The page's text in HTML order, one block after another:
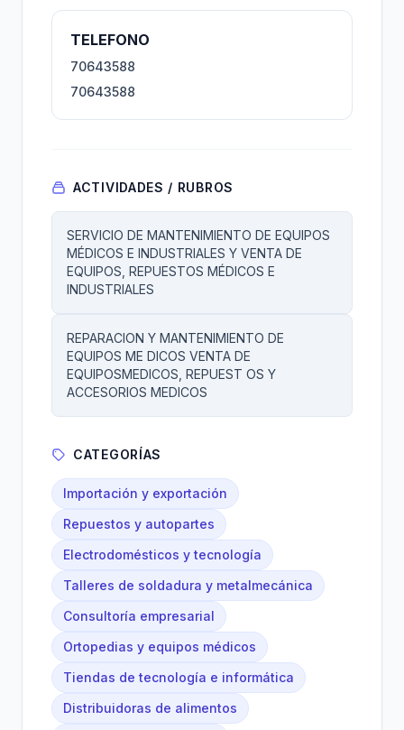
TELEFONO
70643588
70643588
ACTIVIDADES / RUBROS
SERVICIO DE MANTENIMIENTO DE EQUIPOS
MÉDICOS E INDUSTRIALES Y VENTA DE
EQUIPOS, REPUESTOS MÉDICOS E
INDUSTRIALES
REPARACION Y MANTENIMIENTO DE
EQUIPOS ME DICOS VENTA DE
EQUIPOSMEDICOS, REPUEST OS Y
ACCESORIOS MEDICOS
CATEGORÍAS
Importación y exportación
Repuestos y autopartes
Electrodomésticos y tecnología
Talleres de soldadura y metalmecánica
Consultoría empresarial
Ortopedias y equipos médicos
Tiendas de tecnología e informática
Distribuidoras de alimentos